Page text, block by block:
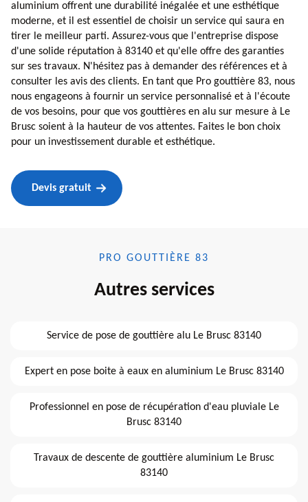
aluminium offrent une durabilité inégalée et une esthétique
moderne, et il est essentiel de choisir un service qui saura en
tirer le meilleur parti. Assurez-vous que l'entreprise dispose
d'une solide réputation à 83140 et qu'elle offre des garanties
sur ses travaux. N'hésitez pas à demander des références et à
consulter les avis des clients. En tant que Pro gouttière 83, nous
nous engageons à fournir un service personnalisé et à l'écoute
de vos besoins, pour que vos gouttières en alu sur mesure à Le
Brusc soient à la hauteur de vos attentes. Faites le bon choix
pour un investissement durable et esthétique.
Devis gratuit
PRO GOUTTIÈRE 83
Autres services
Service de pose de gouttière alu Le Brusc 83140
Expert en pose boite à eaux en aluminium Le Brusc 83140
Professionnel en pose de récupération d'eau pluviale Le
Brusc 83140
Travaux de descente de gouttière aluminium Le Brusc
83140